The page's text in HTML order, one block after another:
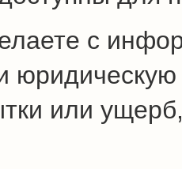
с
или